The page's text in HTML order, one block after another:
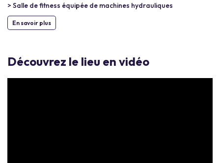
> Salle de fitness équipée de machines hydrauliques
En savoir plus
Découvrez le lieu en vidéo